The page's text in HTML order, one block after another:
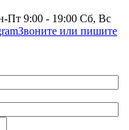
Пт 9:00 - 19:00 Сб, Вс
Звоните или пишите